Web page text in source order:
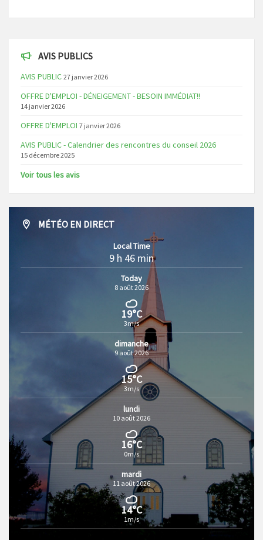
AVIS PUBLICS
AVIS PUBLIC 27 janvier 2026
OFFRE D'EMPLOI - DÉNEIGEMENT - BESOIN IMMÉDIAT!!
14 janvier 2026
OFFRE D'EMPLOI 7 janvier 2026
AVIS PUBLIC - Calendrier des rencontres du conseil 2026
15 décembre 2025
Voir tous les avis
MÉTÉO EN DIRECT
Local Time
9 h 46 min
Today
8 août 2026
19°C
3m/s
dimanche
9 août 2026
15°C
3m/s
lundi
10 août 2026
16°C
0m/s
mardi
11 août 2026
14°C
1m/s